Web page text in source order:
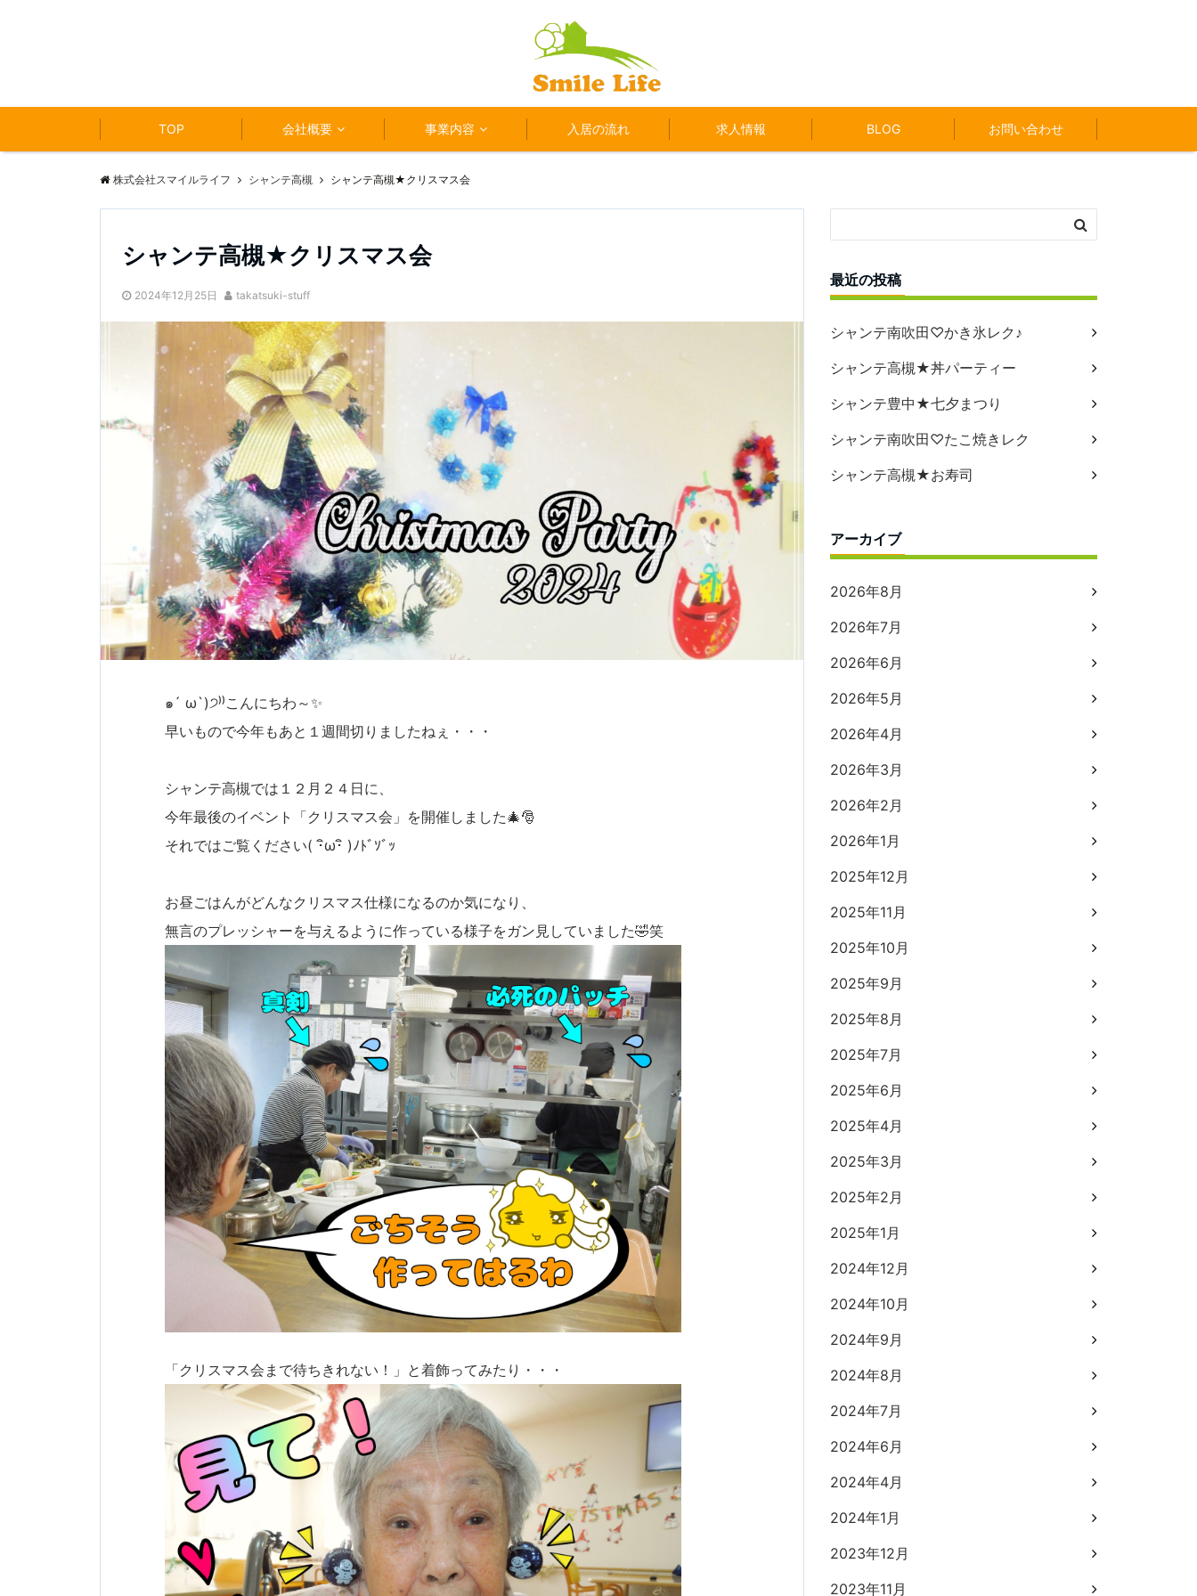
TOP 会社概要 事業内容 入居の流れ 求人情報 BLOG お問い合わせ
株式会社スマイルライフ シャンテ高槻 シャンテ高槻★クリスマス会
シャンテ高槻★クリスマス会
2024年12月25日 takatsuki-stuff
๑´ ω`)੭⁾⁾こんにちわ～✨
早いもので今年もあと１週間切りましたねぇ・・・
シャンテ高槻では１２月２４日に、
今年最後のイベント「クリスマス会」を開催しました🎄🎅
それではご覧ください( ･ิω･ิ )ﾉﾄﾞｿﾞｯ
お昼ごはんがどんなクリスマス仕様になるのか気になり、
無言のプレッシャーを与えるように作っている様子をガン見していました🤣笑
「クリスマス会まで待ちきれない！」と着飾ってみたり・・・
最近の投稿
シャンテ南吹田♡かき氷レク♪
シャンテ高槻★丼パーティー
シャンテ豊中★七夕まつり
シャンテ南吹田♡たこ焼きレク
シャンテ高槻★お寿司
アーカイブ
2026年8月
2026年7月
2026年6月
2026年5月
2026年4月
2026年3月
2026年2月
2026年1月
2025年12月
2025年11月
2025年10月
2025年9月
2025年8月
2025年7月
2025年6月
2025年4月
2025年3月
2025年2月
2025年1月
2024年12月
2024年10月
2024年9月
2024年8月
2024年7月
2024年6月
2024年4月
2024年1月
2023年12月
2023年11月